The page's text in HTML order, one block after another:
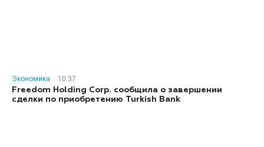
Экономика
10:37
Freedom Holding Corp. сообщила о завершении
сделки по приобретению Turkish Bank